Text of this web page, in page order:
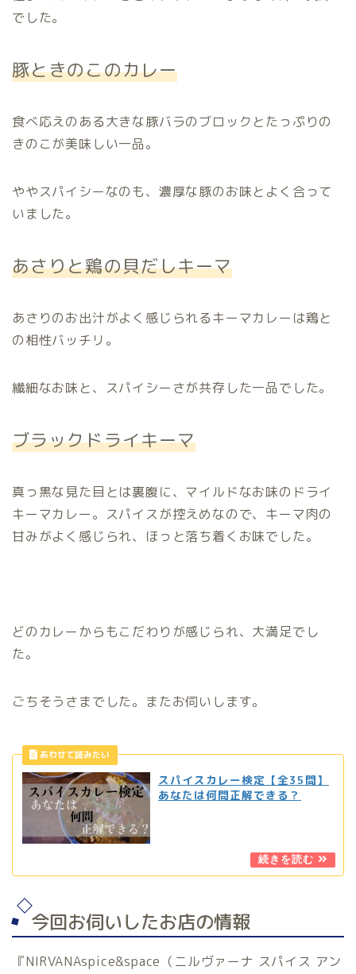
でした。
豚ときのこのカレー
食べ応えのある大きな豚バラのブロックとたっぷりの
きのこが美味しい一品。
ややスパイシーなのも、濃厚な豚のお味とよく合って
いました。
あさりと鶏の貝だしキーマ
あさりのお出汁がよく感じられるキーマカレーは鶏と
の相性バッチリ。
繊細なお味と、スパイシーさが共存した一品でした。
ブラックドライキーマ
真っ黒な見た目とは裏腹に、マイルドなお味のドライ
キーマカレー。スパイスが控えめなので、キーマ肉の
甘みがよく感じられ、ほっと落ち着くお味でした。
どのカレーからもこだわりが感じられ、大満足でし
た。
ごちそうさまでした。またお伺いします。
スパイスカレー検定【全35問】
あなたは何問正解できる？
今回お伺いしたお店の情報
『NIRVANAspice&space（ニルヴァーナ スパイス アン